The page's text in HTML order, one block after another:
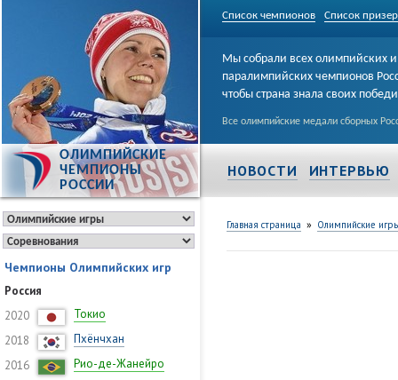
Список чемпионов Список
ОЛИМПИЙСКИЕ
ЧЕМПИОНЫ
РОССИИ
Мы собрали всех олимпийских и
паралимпийских чемпионов
чтобы страна знала своих
Все олимпийские медали сборных
НОВОСТИ ИНТЕРВЬЮ
Чемпионы Олимпийских игр
Россия
2020
Токио
2018
Пхёнчхан
2016
Рио-де-Жанейро
Главная страница » Олимпийские